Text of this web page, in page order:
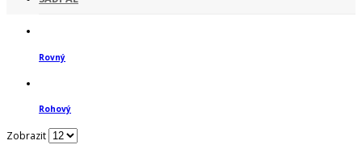
Rovný
Rohový
Zobrazit